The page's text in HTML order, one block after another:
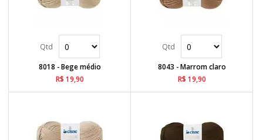
8018 - Bege médio
R$ 19,90
8043 - Marrom claro
R$ 19,90